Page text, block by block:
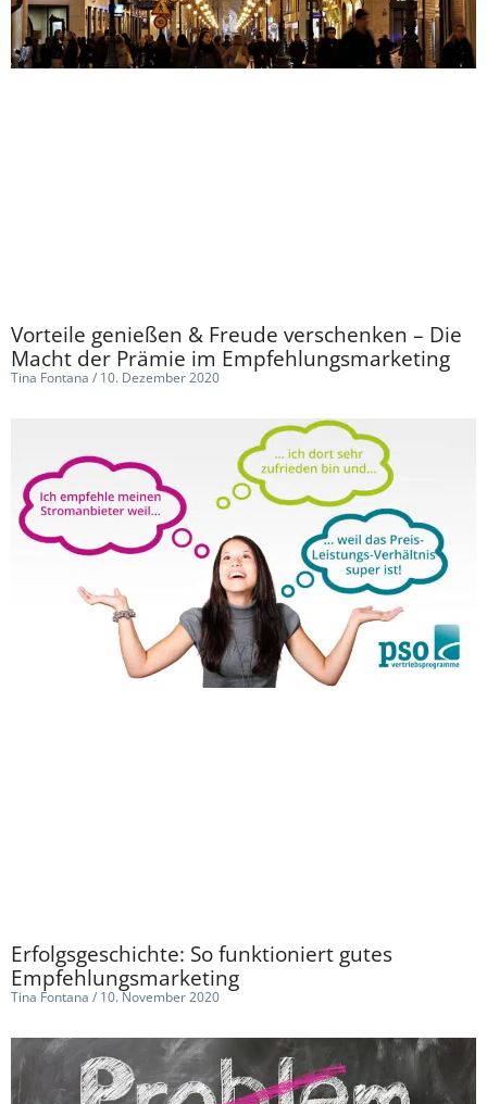
Vorteile genießen & Freude verschenken – Die
Macht der Prämie im Empfehlungsmarketing
Tina Fontana 10. Dezember 2020
Erfolgsgeschichte: So funktioniert gutes
Empfehlungsmarketing
Tina Fontana 10. November 2020